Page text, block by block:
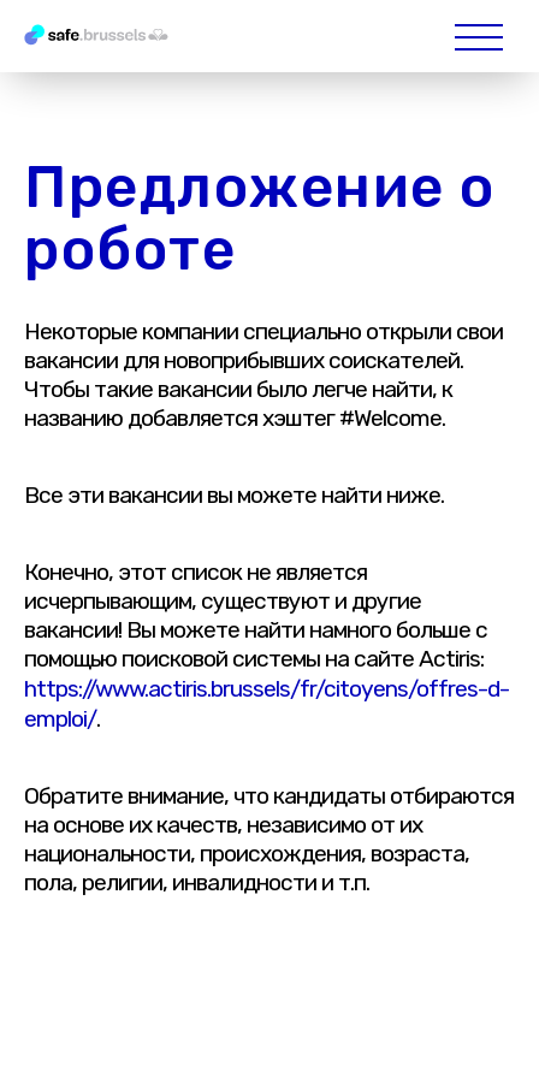
Предложение о
роботе
Некоторые компании специально открыли свои
вакансии для новоприбывших соискателей.
Чтобы такие вакансии было легче найти, к
названию добавляется хэштег #Welcome.
Все эти вакансии вы можете найти ниже.
Конечно, этот список не является
исчерпывающим, существуют и другие
вакансии! Вы можете найти намного больше с
помощью поисковой системы на сайте Actiris:
https://www.actiris.brussels/fr/citoyens/offres-d-
emploi/.
Обратите внимание, что кандидаты отбираются
на основе их качеств, независимо от их
национальности, происхождения, возраста,
пола, религии, инвалидности и т.п.